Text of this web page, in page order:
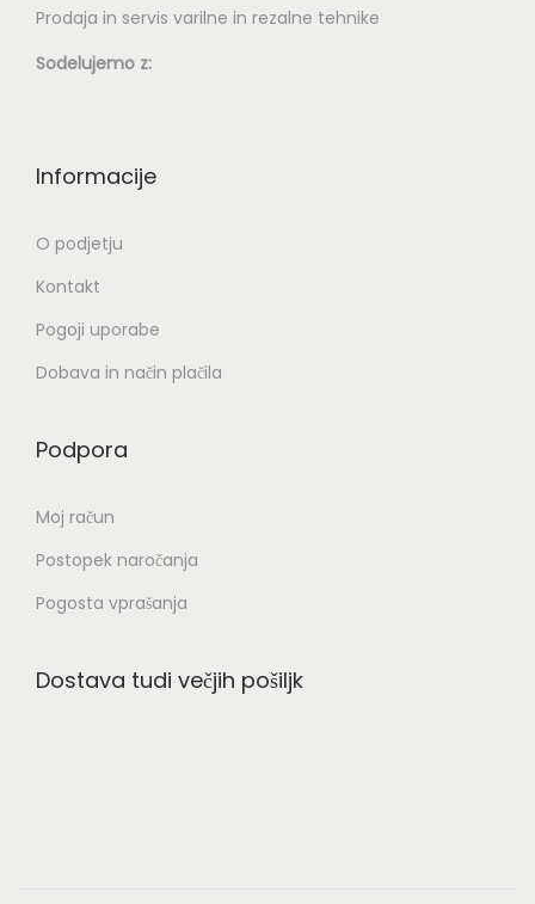
Prodaja in servis varilne in rezalne tehnike
Sodelujemo z:
Informacije
O podjetju
Kontakt
Pogoji uporabe
Dobava in način plačila
Podpora
Moj račun
Postopek naročanja
Pogosta vprašanja
Dostava tudi večjih pošiljk